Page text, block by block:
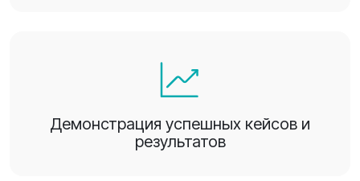
Демонстрация успешных кейсов и
результатов